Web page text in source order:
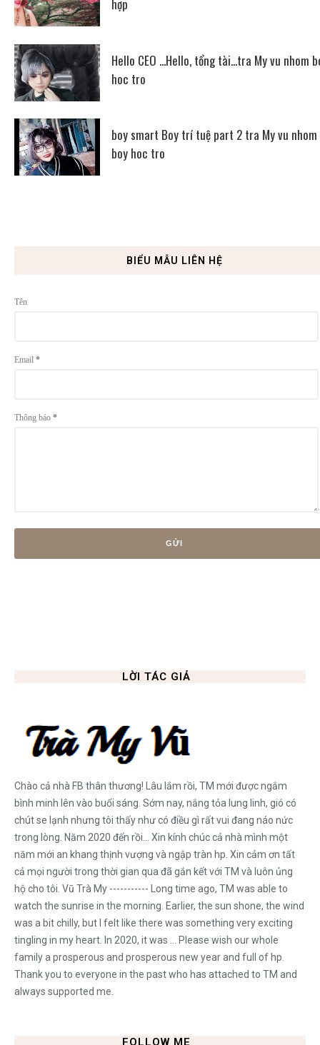
hợp
Hello CEO ...Hello, tổng tài...tra My vu nhom
hoc tro
boy smart Boy trí tuệ part 2 tra My vu nhom
boy hoc tro
BIỂU MẪU LIÊN HỆ
Tên
Email *
Thông báo *
LỜI TÁC GIẢ
Chào cả nhà FB thân thương! Lâu lắm rồi, TM mới được ngắm
bình minh lên vào buổi sáng. Sớm nay, nắng tỏa lung linh, gió có
chút se lạnh nhưng tôi thấy như có điều gì rất vui đang náo nức
trong lòng. Năm 2020 đến rồi... Xin kính chúc cả nhà mình một
năm mới an khang thịnh vượng và ngập tràn hp. Xin cảm ơn tất
cả mọi người trong thời gian qua đã gắn kết với TM và luôn ủng
hộ cho tôi. Vũ Trà My ----------- Long time ago, TM was able to
watch the sunrise in the morning. Earlier, the sun shone, the wind
was a bit chilly, but I felt like there was something very exciting
tingling in my heart. In 2020, it was ... Please wish our whole
family a prosperous and prosperous new year and full of hp.
Thank you to everyone in the past who has attached to TM and
always supported me.
FOLLOW ME